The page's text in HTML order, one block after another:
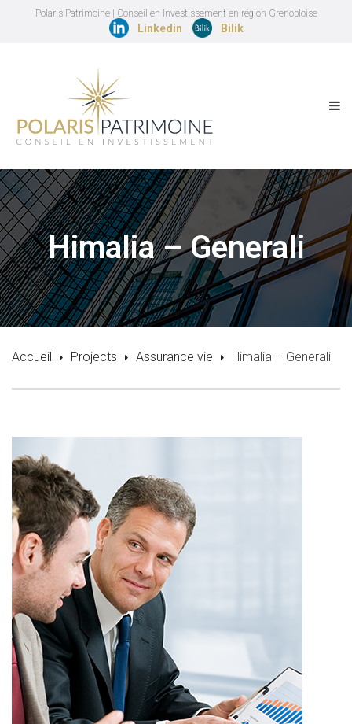
Polaris Patrimoine | Conseil en Investissement en région Grenobloise
Linkedin Bilik
Himalia – Generali
Accueil Projects Assurance vie Himalia – Generali